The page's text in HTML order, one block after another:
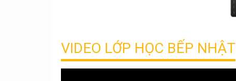
VIDEO LỚP HỌC BẾP NHẬT